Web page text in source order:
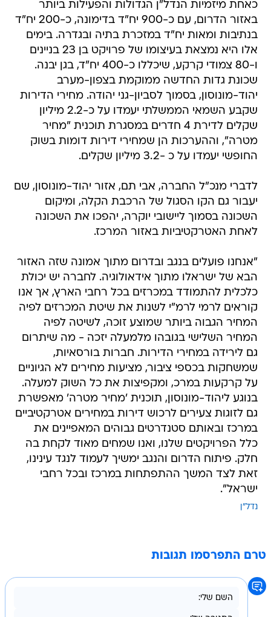
כאחת מיזמיות הנדל"ן הגדולות והפעילות ביותר
באזור הדרום, עם כ-900 יח"ד בדימונה, כ-200 יח"ד
בנתיבות ומאות יח"ד במזכרת בתיה ובגדרה. בימים
אלו היא נמצאת בעיצומו של פרויקט בן 23 בניינים
ו-80 צמודי קרקע, שיכללו כ-400 יח"ד, בגן יבנה.
שכונת גדות החדשה ממוקמת בצפון-מערב
יהוד-מונוסון, בסמוך לסביון-גני יהודה. מחירי הדירות
שקבע השמאי הממשלתי יעמדו על כ-2.2 מיליון
שקלים לדירת 4 חדרים במסגרת תוכנית "מחיר
מטרה", וההערכות הן שמחירי דירות דומות בשוק
החופשי יעמדו על כ -3.2 מיליון שקלים.
לדברי מנכ"ל החברה, אבי תם, אזור יהוד-מונוסון, שם
יעבור גם הקו הסגול של הרכבת הקלה, ומיקום
השכונה בסמוך ליישובי יוקרה, יהפכו את השכונה
לאחת האטרקטיביות באזור המרכז.
"אנחנו פועלים בנגב ובדרום מתוך אמונה שזה האזור
הבא של ישראלו מתוך אידאולוגיה. לחברה יש יכולת
כלכלית להתמודד במכרזים בכל רחבי הארץ, אך אנו
קוראים לרמי לרמ"י לשנות את שיטת המכרזים לפיה
המחיר הגבוה ביותר שמוצע זוכה, לשיטה לפיה
המחיר השלישי בגובהו מלמעלה יזכה - מה שיתרום
גם לירידה במחירי הדירות. חברות בורסאיות,
שמשחקות בכספי ציבור, מציעות מחירים לא הגיוניים
על קרקעות במרכ, ומקפיצות את כל השוק למעלה.
בנוגע ליהוד-מונוסון, תוכנית 'מחיר מטרה' מאפשרת
גם לזוגות צעירים לרכוש דירות במחירים אטרקטיביים
במרכז ובאותם סטנדרטים גבוהים המאפיינים את
כלל הפרויקטים שלנו, ואנו שמחים מאוד לקחת בה
חלק. פיתוח הדרום והנגב ימשיך לעמוד לנגד עינינו,
זאת לצד המשך ההתפתחות במרכז ובכל רחבי
ישראל".
נדל"ן
טרם התפרסמו תגובות